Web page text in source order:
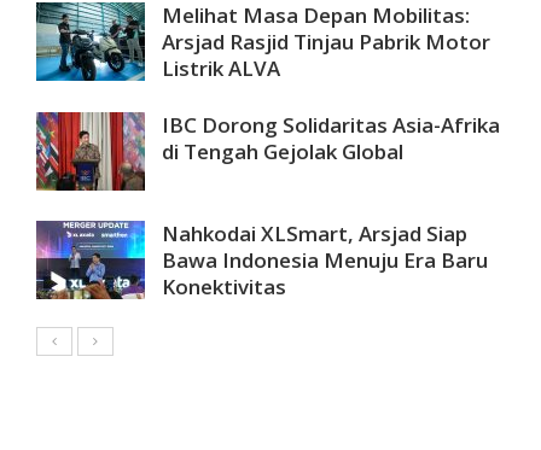
Melihat Masa Depan Mobilitas:
Arsjad Rasjid Tinjau Pabrik Motor
Listrik ALVA
IBC Dorong Solidaritas Asia-Afrika
di Tengah Gejolak Global
Nahkodai XLSmart, Arsjad Siap
Bawa Indonesia Menuju Era Baru
Konektivitas